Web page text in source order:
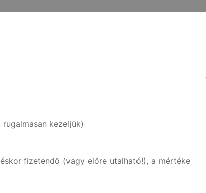
kezeljük)
fizetendő (vagy előre utalható!), a mértéke